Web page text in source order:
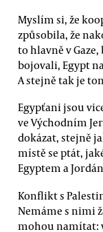
Myslím si, že
způsobila, že
to hlavně v
bojovali, Egypt
A stejně tak je
Egypťani jsou
ve Východním
dokázat, stejně
místě se ptát,
Egyptem a
Konflikt s
Nemáme s nimi
mohou namítat: